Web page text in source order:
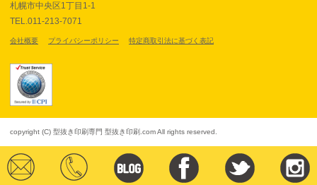
札幌市中央区1丁目1-1
TEL.011-213-7071
会社概要 プライバシーポリシー 特定商取引法に基づく表記
copyright (C) 型抜き印刷専門 型抜き印刷.com All rights reserved.